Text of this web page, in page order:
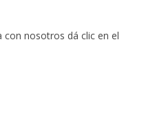
con nosotros dá clic en el